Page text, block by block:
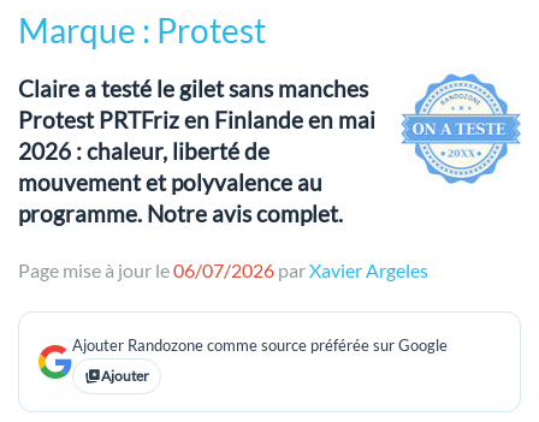
Marque : Protest
Claire a testé le gilet sans manches
Protest PRTFriz en Finlande en mai
2026 : chaleur, liberté de
mouvement et polyvalence au
programme. Notre avis complet.
Page mise à jour le06/07/2026 parXavier Argeles
Ajouter Randozone comme source préférée sur Google
Ajouter